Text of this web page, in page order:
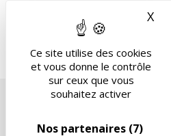
Ce site utilise des cookies
et vous donne le contrôle
sur ceux que vous
souhaitez activer
Nos partenaires (7)
X
Rappel contrôle